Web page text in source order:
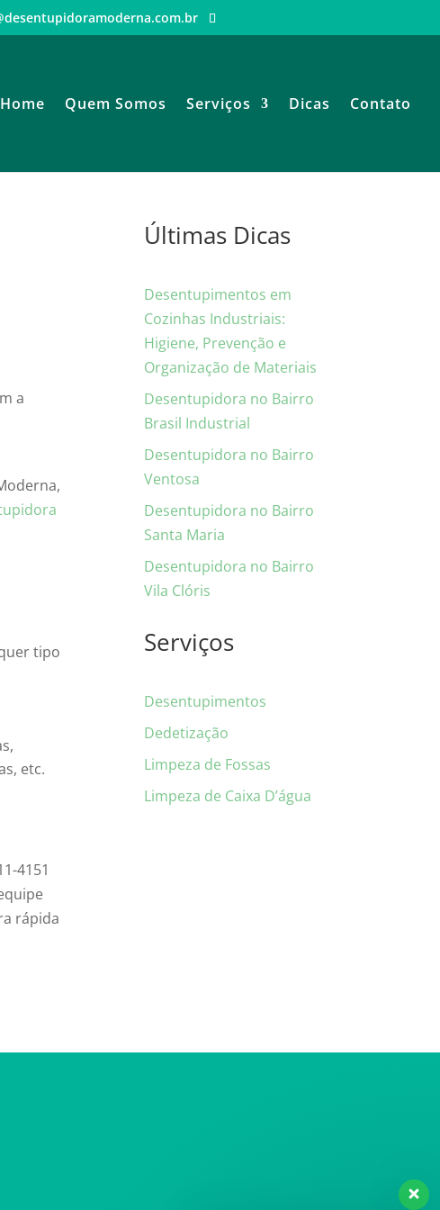
Home Quem Somos Serviços Dicas Contato
a
tipo
etc.
4151
rápida
Últimas Dicas
Desentupimentos em
Cozinhas Industriais:
Higiene, Prevenção e
Organização de Materiais
Desentupidora no Bairro
Brasil Industrial
Desentupidora no Bairro
Ventosa
Desentupidora no Bairro
Santa Maria
Desentupidora no Bairro
Vila Clóris
Serviços
Desentupimentos
Dedetização
Limpeza de Fossas
Limpeza de Caixa D’água